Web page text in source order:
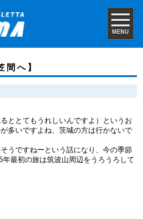
MENU
間へ】
ととてもうれしいんですよ）というお
多いですよね、茨城の方は行かないで
うですねーという話になり、今の季節
最初の旅は筑波山周辺をうろうろして